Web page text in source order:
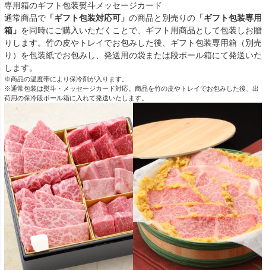
専用箱のギフト包装熨斗メッセージカード
通常商品で 「ギフト包装対応可」 の商品と別売りの 「ギフト包装専用
箱」 を同時にご購入いただくことで、ギフト用商品として包装しお贈
りします。竹の皮やトレイでお包みした後、ギフト包装専用箱（別売
り）を包装紙でお包みし、発送用の袋または段ボール箱にて発送いた
します。
※商品の温度帯により保冷剤が入ります。
※通常包装は熨斗・メッセージカード対応。商品を竹の皮やトレイでお包みした後、出
荷用の保冷段ボール箱に入れて発送いたします。